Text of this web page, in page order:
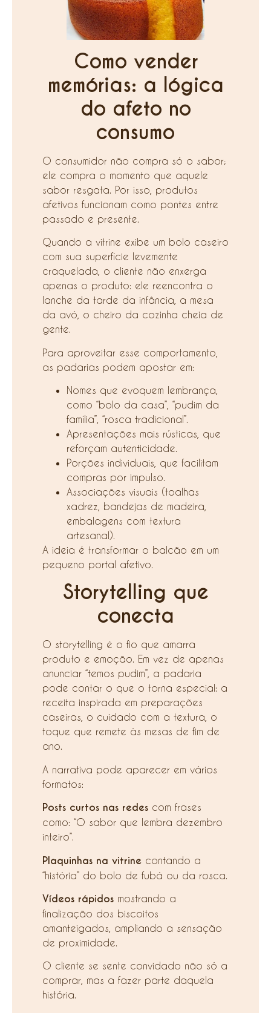
Como vender
memórias: a lógica
do afeto no
consumo
O consumidor não compra só o sabor;
ele compra o momento que aquele
sabor resgata. Por isso, produtos
afetivos funcionam como pontes entre
passado e presente.
Quando a vitrine exibe um bolo caseiro
com sua superfície levemente
craquelada, o cliente não enxerga
apenas o produto: ele reencontra o
lanche da tarde da infância, a mesa
da avó, o cheiro da cozinha cheia de
gente.
Para aproveitar esse comportamento,
as padarias podem apostar em:
Nomes que evoquem lembrança,
como “bolo da casa”, “pudim da
família”, “rosca tradicional”.
Apresentações mais rústicas, que
reforçam autenticidade.
Porções individuais, que facilitam
compras por impulso.
Associações visuais (toalhas
xadrez, bandejas de madeira,
embalagens com textura
artesanal).
A ideia é transformar o balcão em um
pequeno portal afetivo.
Storytelling que
conecta
O storytelling é o fio que amarra
produto e emoção. Em vez de apenas
anunciar “temos pudim”, a padaria
pode contar o que o torna especial: a
receita inspirada em preparações
caseiras, o cuidado com a textura, o
toque que remete às mesas de fim de
ano.
A narrativa pode aparecer em vários
formatos:
Posts curtos nas redes com frases
como: “O sabor que lembra dezembro
inteiro”.
Plaquinhas na vitrine contando a
“história” do bolo de fubá ou da rosca.
Vídeos rápidos mostrando a
finalização dos biscoitos
amanteigados, ampliando a sensação
de proximidade.
O cliente se sente convidado não só a
comprar, mas a fazer parte daquela
história.